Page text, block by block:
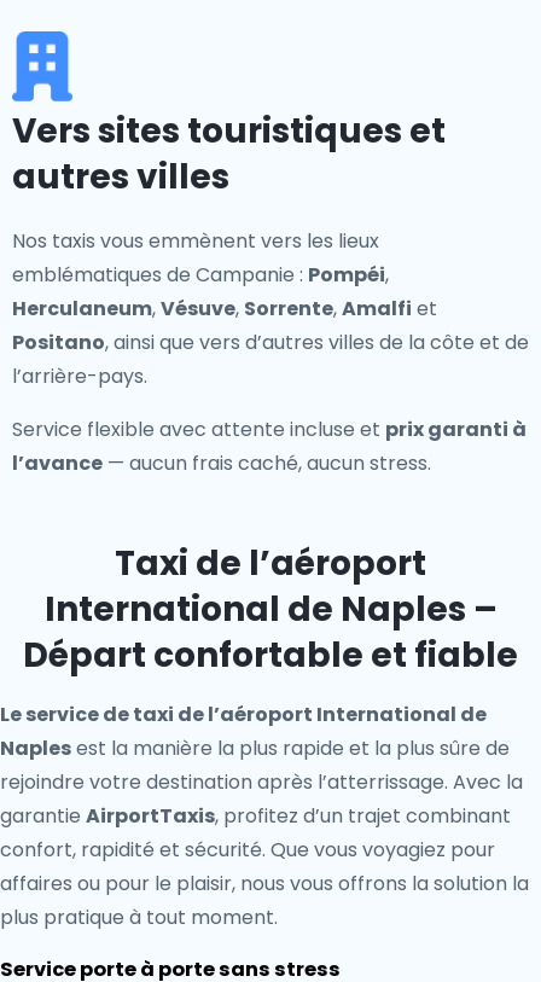
Vers sites touristiques et
autres villes
Nos taxis vous emmènent vers les lieux
emblématiques de Campanie : Pompéi,
Herculaneum,Vésuve, Sorrente,Amalfi et
Positano, ainsi que vers d’autres villes de la côte et de
l’arrière-pays.
Service flexible avec attente incluse et prix garanti à
l’avance — aucun frais caché, aucun stress.
Taxi de l’aéroport
International de Naples –
Départ confortable et fiable
Le service de taxi de l’aéroport International de
Naplesest la manière la plus rapide et la plus sûre de
rejoindre votre destination après l’atterrissage. Avec la
garantie AirportTaxis, profitez d’un trajet combinant
confort, rapidité et sécurité. Que vous voyagiez pour
affaires ou pour le plaisir, nous vous offrons la solution la
plus pratique à tout moment.
Service porte à porte sans stress